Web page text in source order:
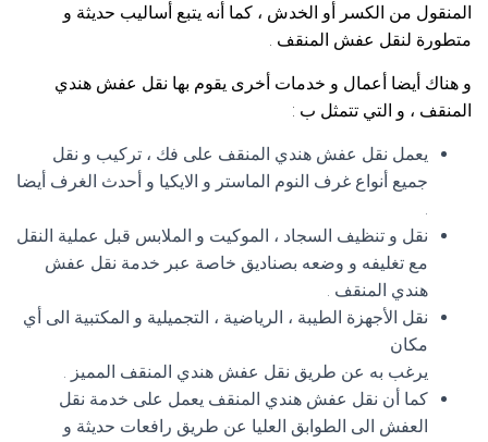
المنقول من الكسر أو الخدش ، كما أنه يتبع أساليب حديثة و
متطورة لنقل عفش المنقف .
و هناك أيضا أعمال و خدمات أخرى يقوم بها نقل عفش هندي
المنقف ، و التي تتمثل ب :
يعمل نقل عفش هندي المنقف على فك ، تركيب و نقل
جميع أنواع غرف النوم الماستر و الايكيا و أحدث الغرف أيضا
.
نقل و تنظيف السجاد ، الموكيت و الملابس قبل عملية النقل
مع تغليفه و وضعه بصناديق خاصة عبر خدمة نقل عفش
هندي المنقف .
نقل الأجهزة الطيبة ، الرياضية ، التجميلية و المكتبية الى أي
مكان
يرغب به عن طريق نقل عفش هندي المنقف المميز .
كما أن نقل عفش هندي المنقف يعمل على خدمة نقل
العفش الى الطوابق العليا عن طريق رافعات حديثة و